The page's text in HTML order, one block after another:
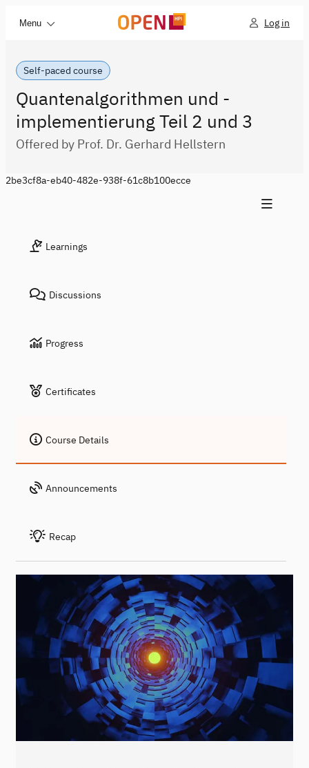
Menu Log in
Self-paced course
Quantenalgorithmen und -
implementierung Teil 2 und 3
Offered by Prof. Dr. Gerhard Hellstern
2be3cf8a-eb40-482e-938f-61c8b100ecce
Learnings
Discussions
Progress
Certificates
Course Details
Announcements
Recap